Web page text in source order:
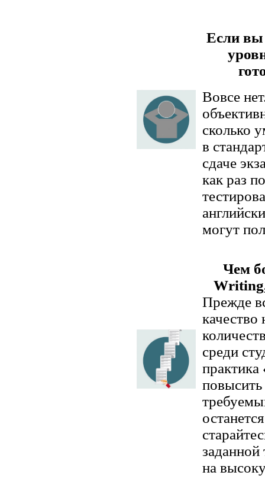
Если вы
Вовсе
сколько
в
сдаче
как раз
могут
Чем
Прежде
качество
среди
практика
повысить
на